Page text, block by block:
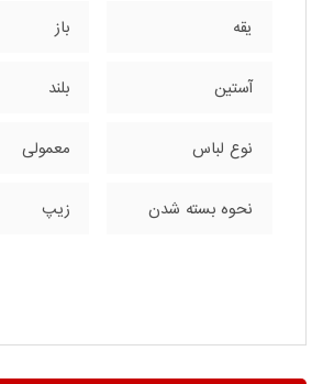
یقه باز
آستین بلند
نوع لباس معمولی
نحوه بسته شدن زیپ